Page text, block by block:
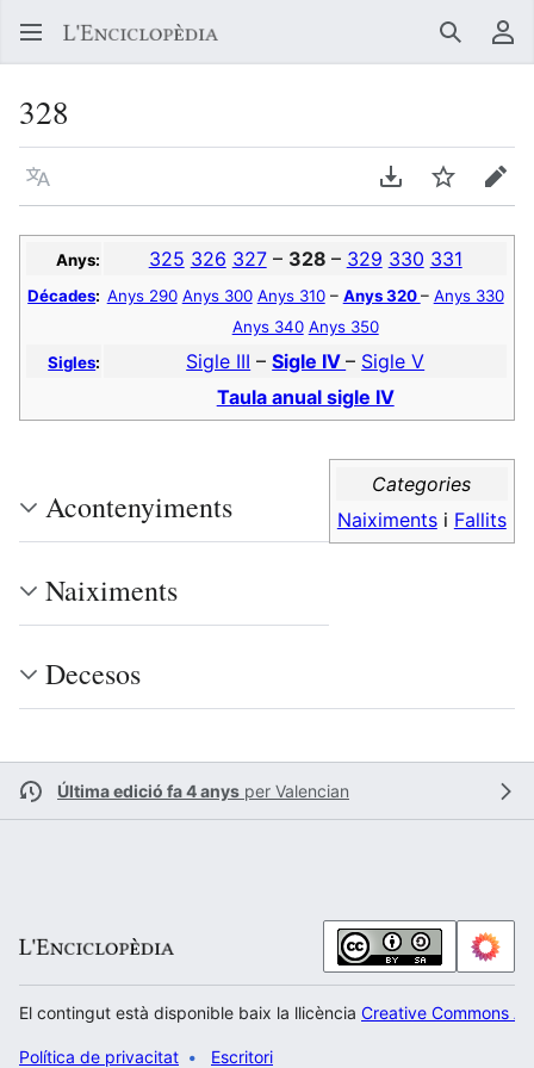
Buscar
328
Llegir en un atre idioma Descarregar en
Vigilar
Anys: 325 326 327– 328 – 329 330 331
Décades: Anys 290 Anys 300 Anys 310– Anys 320– Anys 330
Anys 340 Anys 350
Sigles: Sigle III –Sigle IV– Sigle V
Taula anual sigle IV
Categories
Naiximentsi Fallits
Acontenyiments
Naiximents
Decesos
Última edició fa 4 anys per Valencian
El contingut està disponible baix la llicència Creative Commons
Política de privacitat Escritori